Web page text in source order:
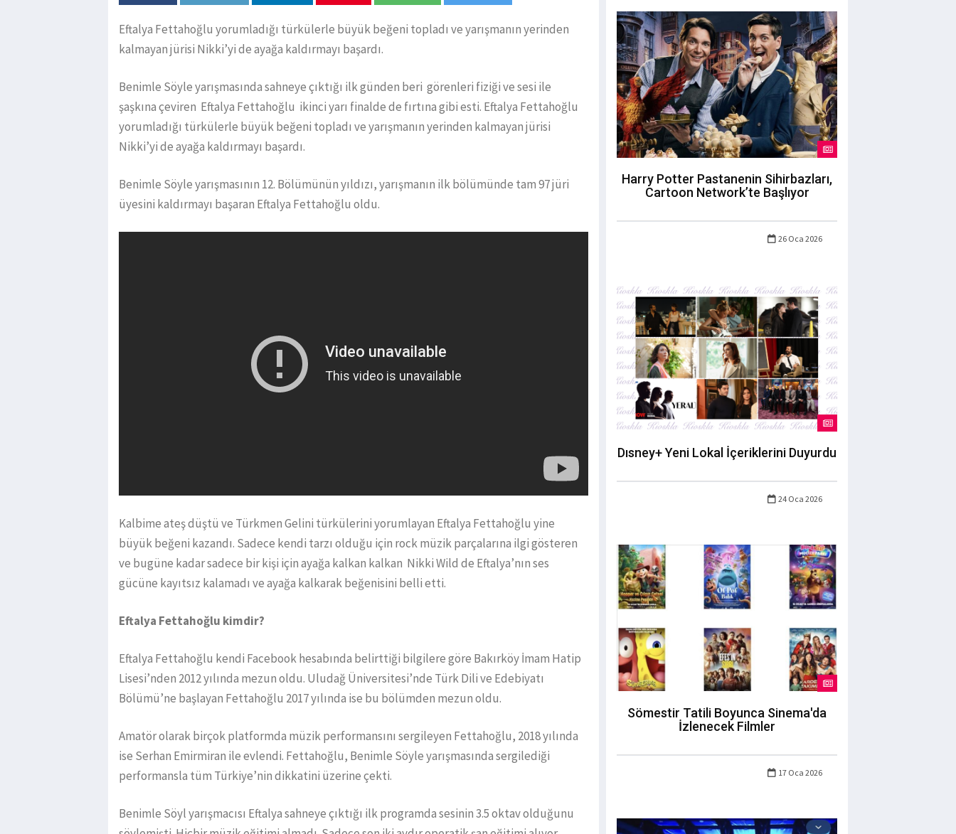
Eftalya Fettahoğlu yorumladığı türkülerle büyük beğeni topladı ve yarışmanın yerinden
kalmayan jürisi Nikki’yi de ayağa kaldırmayı başardı.
Benimle Söyle yarışmasında sahneye çıktığı ilk günden beri görenleri fiziği ve sesi ile
şaşkına çeviren Eftalya Fettahoğlu ikinci yarı finalde de fırtına gibi esti. Eftalya Fettahoğlu
yorumladığı türkülerle büyük beğeni topladı ve yarışmanın yerinden kalmayan jürisi
Nikki’yi de ayağa kaldırmayı başardı.
Benimle Söyle yarışmasının 12. Bölümünün yıldızı, yarışmanın ilk bölümünde tam 97 jüri
üyesini kaldırmayı başaran Eftalya Fettahoğlu oldu.
Kalbime ateş düştü ve Türkmen Gelini türkülerini yorumlayan Eftalya Fettahoğlu yine
büyük beğeni kazandı. Sadece kendi tarzı olduğu için rock müzik parçalarına ilgi gösteren
ve bugüne kadar sadece bir kişi için ayağa kalkan kalkan Nikki Wild de Eftalya’nın ses
gücüne kayıtsız kalamadı ve ayağa kalkarak beğenisini belli etti.
Eftalya Fettahoğlu kimdir?
Eftalya Fettahoğlu kendi Facebook hesabında belirttiği bilgilere göre Bakırköy İmam Hatip
Lisesi’nden 2012 yılında mezun oldu. Uludağ Üniversitesi’nde Türk Dili ve Edebiyatı
Bölümü’ne başlayan Fettahoğlu 2017 yılında ise bu bölümden mezun oldu.
Amatör olarak birçok platformda müzik performansını sergileyen Fettahoğlu, 2018 yılında
ise Serhan Emirmiran ile evlendi. Fettahoğlu, Benimle Söyle yarışmasında sergilediği
performansla tüm Türkiye’nin dikkatini üzerine çekti.
Benimle Söyl yarışmacısı Eftalya sahneye çıktığı ilk programda sesinin 3.5 oktav olduğunu
Harry Potter Pastanenin Sihirbazları,
Cartoon Network’te Başlıyor
26 Oca 2026
Dısney+ Yeni Lokal İçeriklerini Duyurdu
24 Oca 2026
Sömestir Tatili Boyunca Sinema'da
İzlenecek Filmler
17 Oca 2026